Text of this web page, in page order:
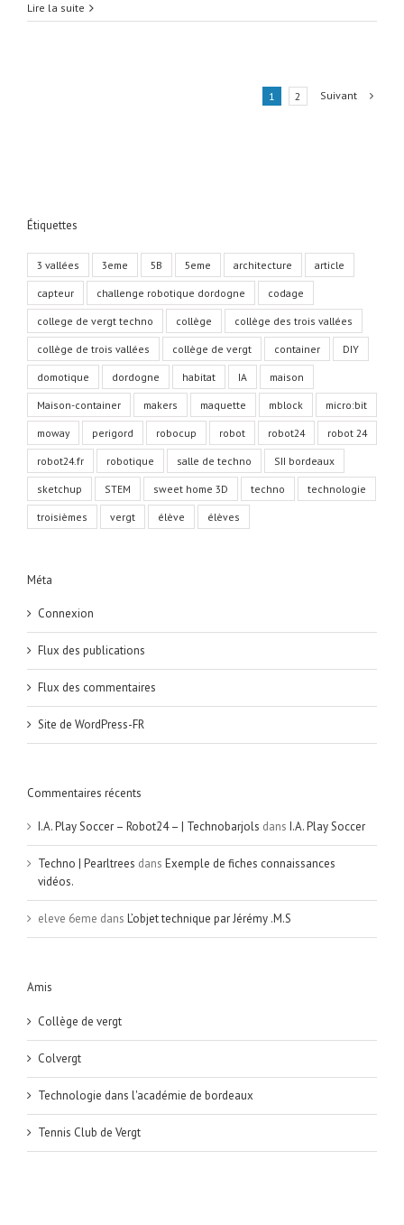
container.lilian-
Lire la suite
1 2 Suivant
Étiquettes
3 vallées 3eme 5B 5eme architecture article
capteur challenge robotique dordogne codage
college de vergt techno collège collège des trois vallées
collège de trois vallées collège de vergt container DIY
domotique dordogne habitat IA maison
Maison-container makers maquette mblock micro:bit
moway perigord robocup robot robot24 robot 24
robot24.fr robotique salle de techno SII bordeaux
sketchup STEM sweet home 3D techno technologie
troisièmes vergt élève élèves
Méta
Connexion
Flux des publications
Flux des commentaires
Site de WordPress-FR
Commentaires récents
I.A. Play Soccer – Robot24 – | Technobarjols dans I.A. Play Soccer
Techno | Pearltrees dans Exemple de fiches connaissances
vidéos.
eleve 6eme dans L’objet technique par Jérémy .M.S
Amis
Collège de vergt
Colvergt
Technologie dans l'académie de bordeaux
Tennis Club de Vergt